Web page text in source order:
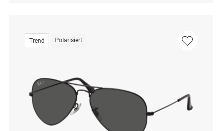
Trend Polarisiert